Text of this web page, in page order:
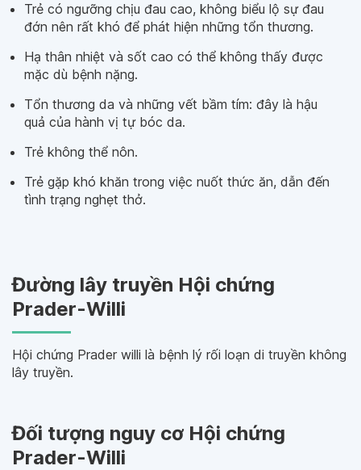
Trẻ có ngưỡng chịu đau cao, không biểu lộ sự đau
đớn nên rất khó để phát hiện những tổn thương.
Hạ thân nhiệt và sốt cao có thể không thấy được
mặc dù bệnh nặng.
Tổn thương da và những vết bầm tím: đây là hậu
quả của hành vị tự bóc da.
Trẻ không thể nôn.
Trẻ gặp khó khăn trong việc nuốt thức ăn, dẫn đến
tình trạng nghẹt thở.
Đường lây truyền Hội chứng
Prader-Willi
Hội chứng Prader willi là bệnh lý rối loạn di truyền không
lây truyền.
Đối tượng nguy cơ Hội chứng
Prader-Willi